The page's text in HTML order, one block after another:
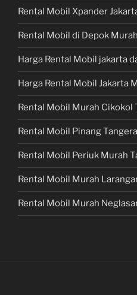
Rental Mobil Xpander
Rental Mobil di Depok Murah
Harga Rental Mobil jakarta
Harga Rental Mobil Jakarta
Rental Mobil Murah Cikokol
Rental Mobil Pinang
Rental Mobil Periuk Murah
Rental Mobil Murah
Rental Mobil Murah